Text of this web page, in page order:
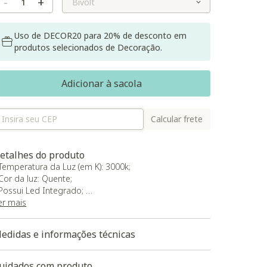
Uso de DECOR20 para 20% de desconto em
produtos selecionados de Decoração.
Adicionar à sacola
Calcular frete
do produto
da Luz (em K): 3000k;
da luz: Quente;
Led Integrado;
Interna ou Externa: Interna;
de Funcionamento: Rede Elétrica;
produto será entregue montado.
mais
e informações técnicas